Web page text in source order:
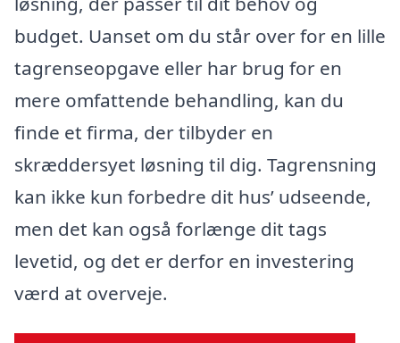
budget. Uanset om du står over for en lille
tagrenseopgave eller har brug for en
mere omfattende behandling, kan du
finde et firma, der tilbyder en
skræddersyet løsning til dig. Tagrensning
kan ikke kun forbedre dit hus’ udseende,
men det kan også forlænge dit tags
levetid, og det er derfor en investering
værd at overveje.